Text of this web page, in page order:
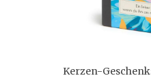
Kerzen-